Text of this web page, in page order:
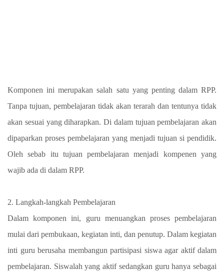
Komponen ini merupakan salah satu yang penting dalam RPP.
Tanpa tujuan, pembelajaran tidak akan terarah dan tentunya tidak
akan sesuai yang diharapkan. Di dalam tujuan pembelajaran akan
dipaparkan proses pembelajaran yang menjadi tujuan si pendidik.
Oleh sebab itu tujuan pembelajaran menjadi kompenen yang
wajib ada di dalam RPP.
2. Langkah-langkah Pembelajaran
Dalam komponen ini, guru menuangkan proses pembelajaran
mulai dari pembukaan, kegiatan inti, dan penutup. Dalam kegiatan
inti guru berusaha membangun partisipasi siswa agar aktif dalam
pembelajaran. Siswalah yang aktif sedangkan guru hanya sebagai